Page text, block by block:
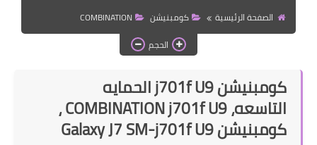
قسم التكنولوجيا
قسم التطبيقات
الصفحة الرئيسية
كومبنيشن
COMBINATION
الحجم
كومبنيشن j701f U9 الحمايه
التاسعه، COMBINATION j701f U9 ،
كومبنيشنGalaxy J7 SM-j701f U9